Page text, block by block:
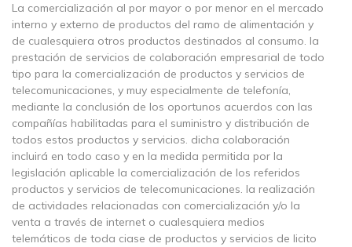
La comercialización al por mayor o por menor en el mercado
interno y externo de productos del ramo de alimentación y
de cualesquiera otros productos destinados al consumo. la
prestación de servicios de colaboración empresarial de todo
tipo para la comercialización de productos y servicios de
telecomunicaciones, y muy especialmente de telefonía,
mediante la conclusión de los oportunos acuerdos con las
compañías habilitadas para el suministro y distribución de
todos estos productos y servicios. dicha colaboración
incluirá en todo caso y en la medida permitida por la
legislación aplicable la comercialización de los referidos
productos y servicios de telecomunicaciones. la realización
de actividades relacionadas con comercialización y/o la
venta a través de internet o cualesquiera medios
telemáticos de toda ciase de productos y servicios de licito